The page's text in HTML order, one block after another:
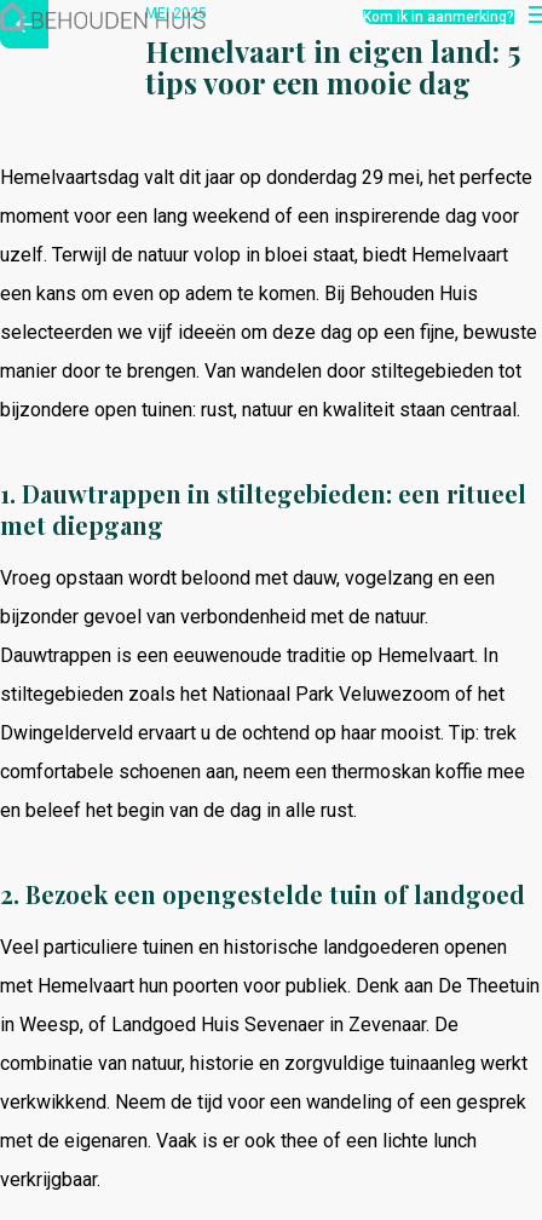
Hoe werkt het?
Over ons
Nieuwsbrief
Kom ik in aanmerking?
MEI 2025
Hemelvaart in eigen land: 5
tips voor een mooie dag
Hemelvaartsdag valt dit jaar op donderdag 29 mei, het perfecte
moment voor een lang weekend of een inspirerende dag voor
uzelf. Terwijl de natuur volop in bloei staat, biedt Hemelvaart
een kans om even op adem te komen. Bij Behouden Huis
selecteerden we vijf ideeën om deze dag op een fijne, bewuste
manier door te brengen. Van wandelen door stiltegebieden tot
bijzondere open tuinen: rust, natuur en kwaliteit staan centraal.
1. Dauwtrappen in stiltegebieden: een ritueel
met diepgang
Vroeg opstaan wordt beloond met dauw, vogelzang en een
bijzonder gevoel van verbondenheid met de natuur.
Dauwtrappen is een eeuwenoude traditie op Hemelvaart. In
stiltegebieden zoals het Nationaal Park Veluwezoom of het
Dwingelderveld ervaart u de ochtend op haar mooist. Tip: trek
comfortabele schoenen aan, neem een thermoskan koffie mee
en beleef het begin van de dag in alle rust.
2. Bezoek een opengestelde tuin of landgoed
Veel particuliere tuinen en historische landgoederen openen
met Hemelvaart hun poorten voor publiek. Denk aan De Theetuin
in Weesp, of Landgoed Huis Sevenaer in Zevenaar. De
combinatie van natuur, historie en zorgvuldige tuinaanleg werkt
verkwikkend. Neem de tijd voor een wandeling of een gesprek
met de eigenaren. Vaak is er ook thee of een lichte lunch
verkrijgbaar.